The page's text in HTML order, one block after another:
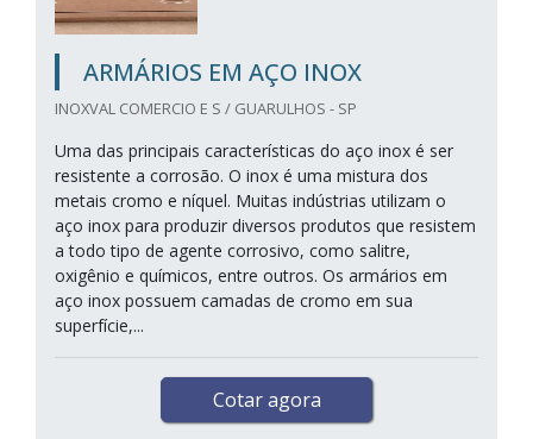
ARMÁRIOS EM AÇO INOX
INOXVAL COMERCIO E S / GUARULHOS - SP
Uma das principais características do aço inox é ser
resistente a corrosão. O inox é uma mistura dos
metais cromo e níquel. Muitas indústrias utilizam o
aço inox para produzir diversos produtos que resistem
a todo tipo de agente corrosivo, como salitre,
oxigênio e químicos, entre outros. Os armários em
aço inox possuem camadas de cromo em sua
superfície,...
Cotar agora